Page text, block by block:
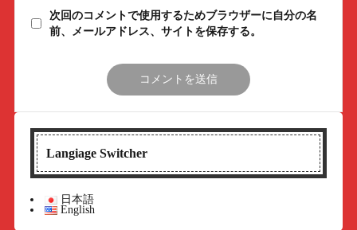
次回のコメントで使用するためブラウザーに自分の名
前、メールアドレス、サイトを保存する。
Langiage Switcher
日本語
English